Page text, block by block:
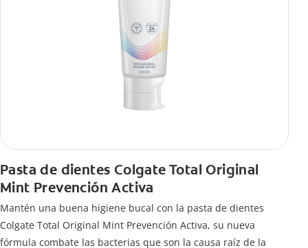
Pasta de dientes Colgate Total Original
Mint Prevención Activa
Mantén una buena higiene bucal con la pasta de dientes
Colgate Total Original Mint Prevención Activa, su nueva
fórmula combate las bacterias que son la causa raíz de la